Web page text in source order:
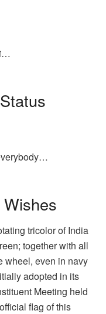
tricolor of India
together with all
wheel, even in navy
adopted in its
Meeting held
flag of this